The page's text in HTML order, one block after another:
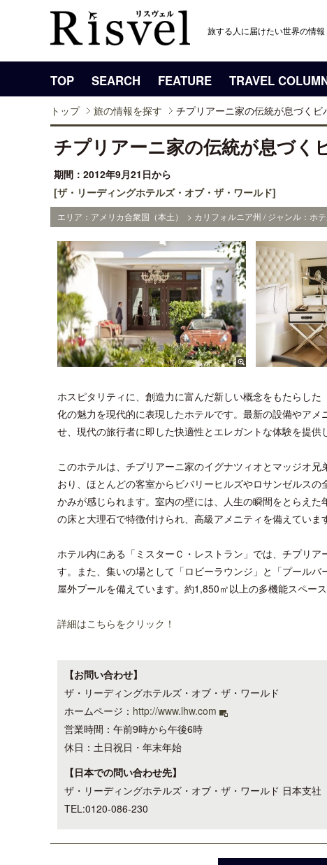
旅する人に届けたい世界の情報
TOP SEARCH FEATURE TRAVEL
トップ 旅の情報を探す チプリアーニ家の伝統が息づく
チプリアーニ家の伝統が息づく
期間：2012年9月21日から
[ザ・リーディングホテルズ・オブ・ザ・ワールド]
エリア：アメリカ合衆国（本土） > カリフォルニア州 / ジャンル：ホ
ホスピタリティに、創造力に富んだ新しい概念をもたらし
化の魅力を現代的に表現したホテルです。最新の設備やア
せ、現代の旅行者に即した快適性とエレガントな体験を提供
このホテルは、チプリアーニ家のイグナツィオとマッジオ
おり、ほとんどの客室からビバリーヒルズやロサンゼルス
かみが感じられます。室内の壁には、人生の瞬間をとらえ
の床と大理石で特徴付けられ、高級アメニティを備えていま
ホテル内にある「ミスターＣ・レストラン」では、チプリ
す。また、集いの場として「ロビーラウンジ」と「プール
屋外プールを備えています。約1,850㎡以上の多機能スペー
詳細はこちらをクリック！
【お問い合わせ】
ザ・リーディングホテルズ・オブ・ザ・ワールド
ホームページ： http://www.lhw.com
営業時間：午前9時から午後6時
休日：土日祝日・年末年始
【日本での問い合わせ先】
ザ・リーディングホテルズ・オブ・ザ・ワールド 日本支社
TEL:0120-086-230